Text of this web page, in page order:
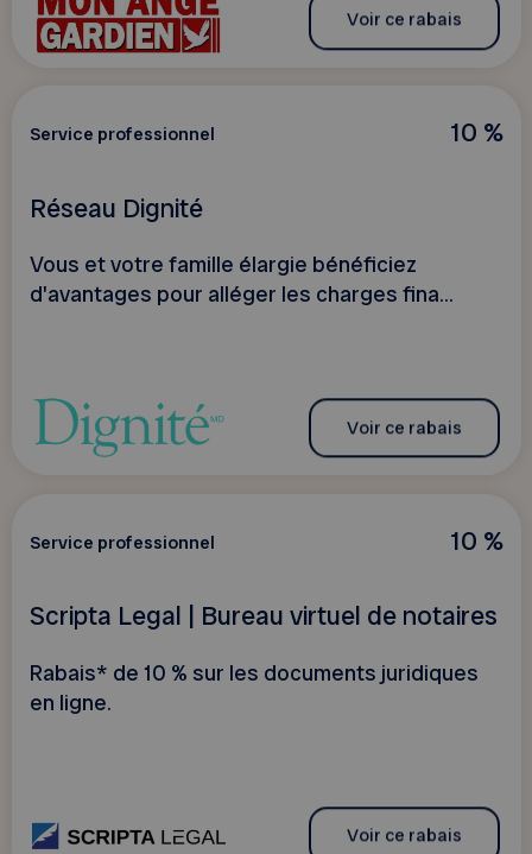
Voir ce rabais
10 %
Service professionnel
Réseau Dignité
Vous et votre famille élargie bénéficiez
d'avantages pour alléger les charges fina...
Voir ce rabais
10 %
Service professionnel
Scripta Legal | Bureau virtuel de notaires
Rabais* de 10 % sur les documents juridiques
en ligne.
Voir ce rabais